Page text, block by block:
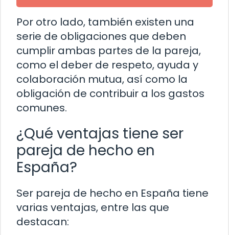
Por otro lado, también existen una
serie de obligaciones que deben
cumplir ambas partes de la pareja,
como el deber de respeto, ayuda y
colaboración mutua, así como la
obligación de contribuir a los gastos
comunes.
¿Qué ventajas tiene ser
pareja de hecho en
España?
Ser pareja de hecho en España tiene
varias ventajas, entre las que
destacan: